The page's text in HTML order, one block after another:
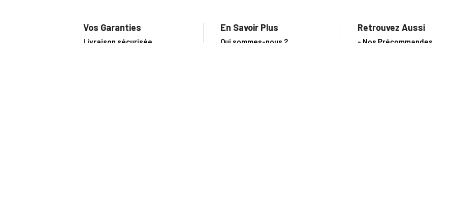
Vos Garanties
Livraison sécurisée
En Savoir Plus
Qui sommes-nous ?
Retrouvez Aussi
- Nos Précommandes